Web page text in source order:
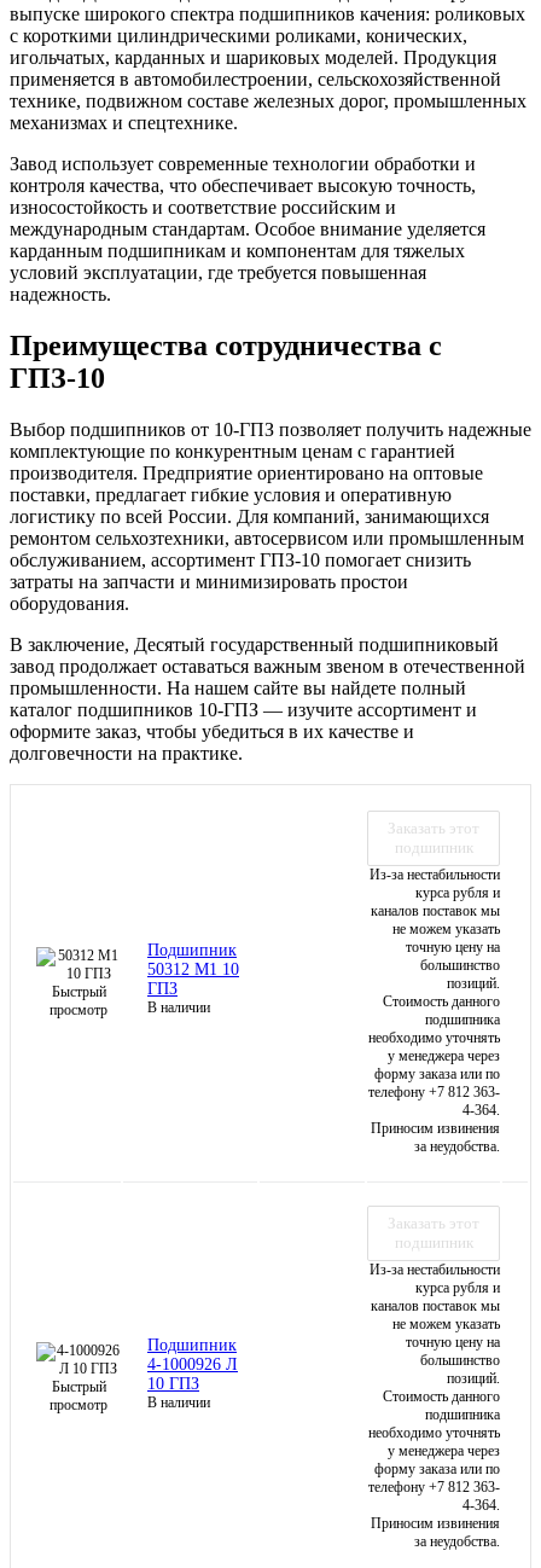
выпуске широкого спектра подшипников качения: роликовых
с короткими цилиндрическими роликами, конических,
игольчатых, карданных и шариковых моделей. Продукция
применяется в автомобилестроении, сельскохозяйственной
технике, подвижном составе железных дорог, промышленных
механизмах и спецтехнике.
Завод использует современные технологии обработки и
контроля качества, что обеспечивает высокую точность,
износостойкость и соответствие российским и
международным стандартам. Особое внимание уделяется
карданным подшипникам и компонентам для тяжелых
условий эксплуатации, где требуется повышенная
надежность.
Преимущества сотрудничества с
ГПЗ-10
Выбор подшипников от 10-ГПЗ позволяет получить надежные
комплектующие по конкурентным ценам с гарантией
производителя. Предприятие ориентировано на оптовые
поставки, предлагает гибкие условия и оперативную
логистику по всей России. Для компаний, занимающихся
ремонтом сельхозтехники, автосервисом или промышленным
обслуживанием, ассортимент ГПЗ-10 помогает снизить
затраты на запчасти и минимизировать простои
оборудования.
В заключение, Десятый государственный подшипниковый
завод продолжает оставаться важным звеном в отечественной
промышленности. На нашем сайте вы найдете полный
каталог подшипников 10-ГПЗ — изучите ассортимент и
оформите заказ, чтобы убедиться в их качестве и
долговечности на практике.
Быстрый
просмотр
Подшипник
50312 М1 10
ГПЗ
В наличии
Заказать этот
подшипник
Из-за нестабильности
курса рубля и
каналов поставок мы
не можем указать
точную цену на
большинство
позиций.
Стоимость данного
подшипника
необходимо уточнять
у менеджера через
форму заказа или по
телефону +7 812 363-
4-364.
Приносим извинения
за неудобства.
Быстрый
просмотр
Подшипник
4-1000926 Л
10 ГПЗ
В наличии
Заказать этот
подшипник
Из-за нестабильности
курса рубля и
каналов поставок мы
не можем указать
точную цену на
большинство
позиций.
Стоимость данного
подшипника
необходимо уточнять
у менеджера через
форму заказа или по
телефону +7 812 363-
4-364.
Приносим извинения
за неудобства.